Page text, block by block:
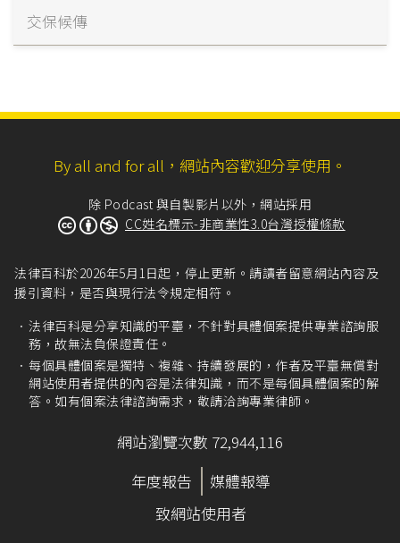
交保候傳
By all and for all，網站內容歡迎分享使用。
除 Podcast 與自製影片以外，網站採用
CC姓名標示-非商業性3.0台灣授權條款
法律百科於2026年5月1日起，停止更新。請讀者留意網站內容及
援引資料，是否與現行法令規定相符。
法律百科是分享知識的平臺，不針對具體個案提供專業諮詢服
務，故無法負保證責任。
每個具體個案是獨特、複雜、持續發展的，作者及平臺無償對
網站使用者提供的內容是法律知識，而不是每個具體個案的解
答。如有個案法律諮詢需求，敬請洽詢專業律師。
網站瀏覽次數 72,944,116
年度報告
媒體報導
致網站使用者